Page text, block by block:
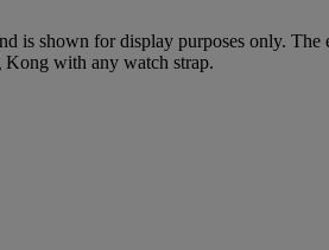
is shown for display purposes only.
Kong with any watch strap.